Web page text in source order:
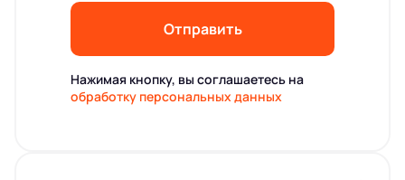
Отправить
Нажимая кнопку, вы соглашаетесь на
обработку персональных данных